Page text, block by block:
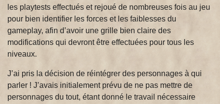
les playtests effectués et rejoué de nombreuses fois au jeu
pour bien identifier les forces et les faiblesses du
gameplay, afin d’avoir une grille bien claire des
modifications qui devront être effectuées pour tous les
niveaux.
J’ai pris la décision de réintégrer des personnages à qui
parler ! J’avais initialement prévu de ne pas mettre de
personnages du tout, étant donné le travail nécessaire